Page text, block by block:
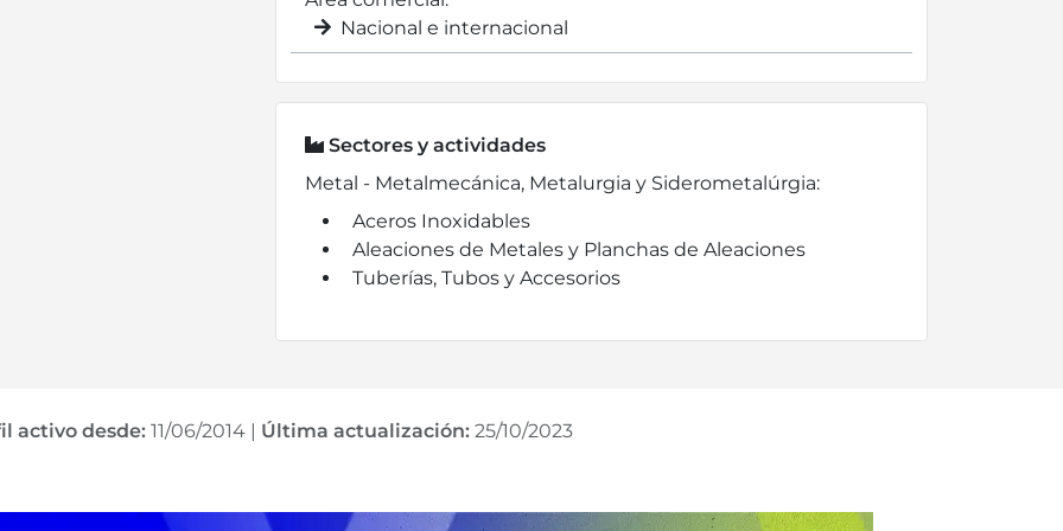
Nacional e internacional
Sectores y actividades
Metal - Metalmecánica, Metalurgia y Siderometalúrgia:
Aceros Inoxidables
Aleaciones de Metales y Planchas de Aleaciones
Tuberías, Tubos y Accesorios
activo desde:11/06/2014| Última actualización:25/10/2023